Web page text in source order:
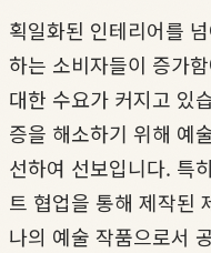
획일화된 인테리어를
하는 소비자들이 증가
대한 수요가 커지고 있
증을 해소하기 위해 예
선하여 선보입니다. 특히
트 협업을 통해 제작된
나의 예술 작품으로서